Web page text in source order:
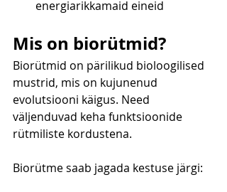
energiarikkamaid eineid
Mis on biorütmid?
Biorütmid on pärilikud bioloogilised
mustrid, mis on kujunenud
evolutsiooni käigus. Need
väljenduvad keha funktsioonide
rütmiliste kordustena.
Biorütme saab jagada kestuse järgi: